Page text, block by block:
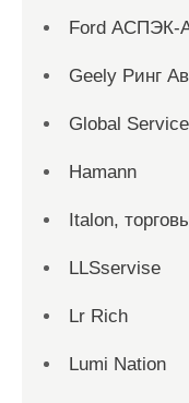
Ford АСПЭК-
Geely Ринг
Global Service
Hamann
Italon,
LLSservise
Lr Rich
Lumi Nation